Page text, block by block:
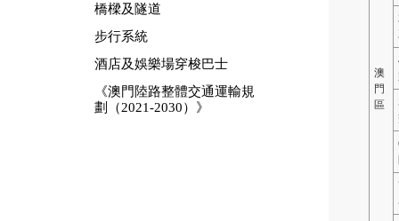
橋樑及隧道
步行系統
酒店及娛樂場穿梭巴士
《澳門陸路整體交通運輸規
劃（2021‐2030）》
澳
門
區